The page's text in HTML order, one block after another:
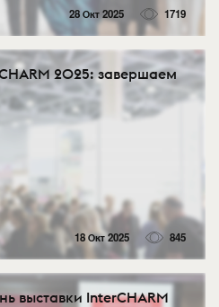
28 Окт 2025 1719
2025: завершаем
18 Окт 2025 845
выставки InterCHARM